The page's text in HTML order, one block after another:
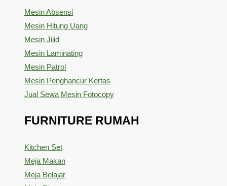
Mesin Absensi
Mesin Hitung Uang
Mesin Jilid
Mesin Laminating
Mesin Patrol
Mesin Penghancur Kertas
Jual Sewa Mesin Fotocopy
FURNITURE RUMAH
Kitchen Set
Meja Makan
Meja Belajar